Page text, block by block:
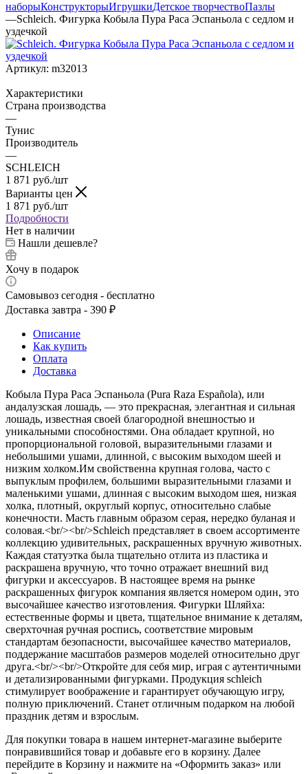
наборыКонструкторыИгрушкиДетское творчествоПазлы
—Schleich. Фигурка Кобыла Пура Раса Эспаньола с седлом и
уздечкой
Артикул: m32013
Характеристики
Страна производства
—
Тунис
Производитель
—
SCHLEICH
1 871 руб./шт
Варианты цен
1 871 руб./шт
Подробности
Нет в наличии
Нашли дешевле?
Хочу в подарок
Самовывоз сегодня - бесплатно
Доставка завтра - 390 ₽
Описание
Как купить
Оплата
Доставка
Кобыла Пура Раса Эспаньола (Pura Raza Española), или
андалузская лошадь, — это прекрасная, элегантная и сильная
лошадь, известная своей благородной внешностью и
уникальными способностями. Она обладает крупной, но
пропорциональной головой, выразительными глазами и
небольшими ушами, длинной, с высоким выходом шеей и
низким холком.Им свойственна крупная голова, часто с
выпуклым профилем, большими выразительными глазами и
маленькими ушами, длинная с высоким выходом шея, низкая
холка, плотный, округлый корпус, относительно слабые
конечности. Масть главным образом серая, нередко буланая и
соловая.<br/><br/>Schleich представляет в своем ассортименте
коллекцию удивительных, раскрашенных вручную животных.
Каждая статуэтка была тщательно отлита из пластика и
раскрашена вручную, что точно отражает внешний вид
фигурки и аксессуаров. В настоящее время на рынке
раскрашенных фигурок компания является номером один, это
высочайшее качество изготовления. Фигурки Шляйха:
естественные формы и цвета, тщательное внимание к деталям,
сверхточная ручная роспись, соответствие мировым
стандартам безопасности, высочайшее качество материалов,
поддержание масштабов размеров моделей относительно друг
друга.<br/><br/>Откройте для себя мир, играя с аутентичными
и детализированными фигурками. Продукция schleich
стимулирует воображение и гарантирует обучающую игру,
полную приключений. Станет отличным подарком на любой
праздник детям и взрослым.
Для покупки товара в нашем интернет-магазине выберите
понравившийся товар и добавьте его в корзину. Далее
перейдите в Корзину и нажмите на «Оформить заказ» или